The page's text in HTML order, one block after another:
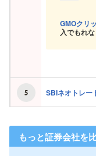
GMOクリ
入でもれな
SBIネオトレー
もっと証券会社を